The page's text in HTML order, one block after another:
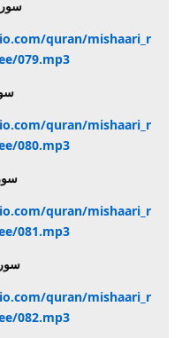
quran/mishaari_r
079.mp3
quran/mishaari_r
080.mp3
quran/mishaari_r
081.mp3
quran/mishaari_r
082.mp3